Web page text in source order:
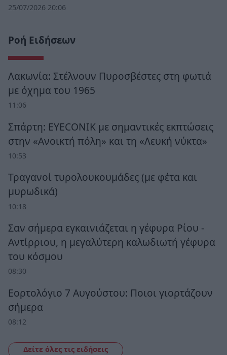
25/07/2026 20:06
Ροή Ειδήσεων
Λακωνία: Στέλνουν Πυροσβέστες στη φωτιά
με όχημα του 1965
11:06
Σπάρτη: EYECONIK με σημαντικές εκπτώσεις
στην «Ανοικτή πόλη» και τη «Λευκή νύκτα»
10:53
Τραγανοί τυρολουκουμάδες (με φέτα και
μυρωδικά)
10:18
Σαν σήμερα εγκαινιάζεται η γέφυρα Ρίου -
Αντίρριου, η μεγαλύτερη καλωδιωτή γέφυρα
του κόσμου
08:30
Εορτολόγιο 7 Αυγούστου: Ποιοι γιορτάζουν
σήμερα
08:12
Δείτε όλες τις ειδήσεις